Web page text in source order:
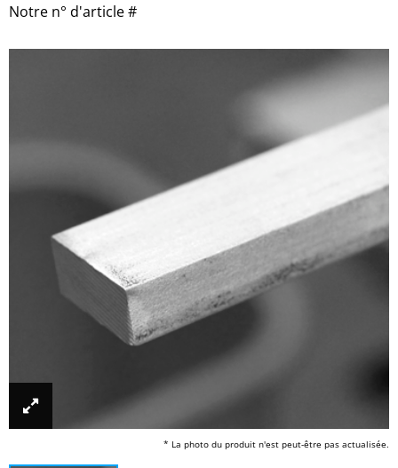
Notre n° d'article #
* La photo du produit n'est peut-être pas actualisée.